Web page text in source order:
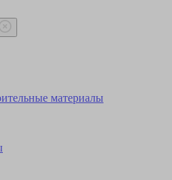
материалы